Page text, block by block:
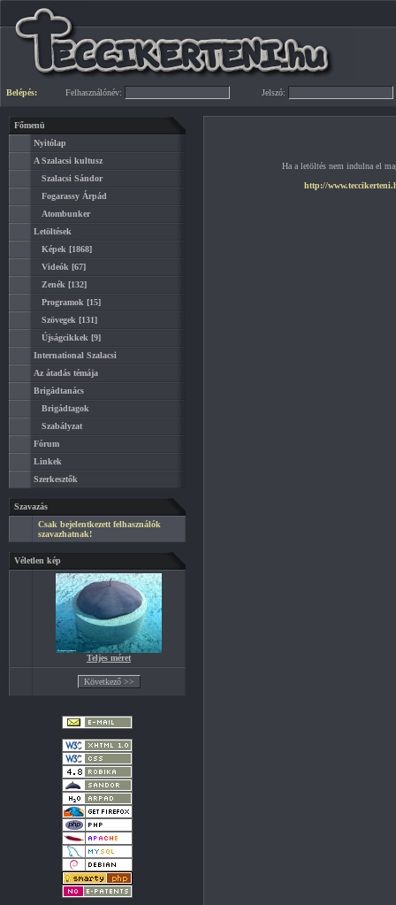
Belépés: Felhasználónév: Jelszó:
Főmenü
Nyitólap
A Szalacsi kultusz
Szalacsi Sándor
Fogarassy Árpád
Atombunker
Letöltések
Képek [1868]
Videók [67]
Zenék [132]
Programok [15]
Szövegek [131]
Újságcikkek [9]
International Szalacsi
Az átadás témája
Brigádtanács
Brigádtagok
Szabályzat
Fórum
Linkek
Szerkesztők
Szavazás
Csak bejelentkezett felhasználók
szavazhatnak!
Véletlen kép
Teljes méret
Ha a letöltés nem indulna el
http://